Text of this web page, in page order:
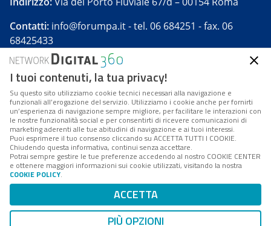
Contatti: info@forumpa.it- tel. 06 684251 - fax. 06
68425433
Forumpa.itè una pubblicazione telematica iscritta
presso Registro della stampa del Tribunale di Roma -
Reg. n. 182 del 2 maggio 2008 - Direttore resp. Michela
Stentella
FPA s.r.l. è società soggetta a Direzione e
Coordinamento da parte di Digital360 S.p.A. - FPA s.r.l.
è un'azienda certificata per il sistema di management
Codice Fiscale/Partita IVA n. 10693191008 - R.E.A. Roma
n. 1249791. ISP AWS
Mappa del sito
I tuoi contenuti, la tua privacy!
Su questo sito utilizziamo cookie tecnici necessari alla navigazione e
funzionali all’erogazione del servizio. Utilizziamo i cookie anche per fornirti
un’esperienza di navigazione sempre migliore, per facilitare le interazioni con
le nostre funzionalità social e per consentirti di ricevere comunicazioni di
marketing aderenti alle tue abitudini di navigazione e ai tuoi interessi.
Puoi esprimere il tuo consenso cliccando su ACCETTA TUTTI I COOKIE.
Chiudendo questa informativa, continui senza accettare.
Potrai sempre gestire le tue preferenze accedendo al nostro COOKIE CENTER
e ottenere maggiori informazioni sui cookie utilizzati, visitando la nostra
COOKIE POLICY.
ACCETTA
PIÙ OPZIONI